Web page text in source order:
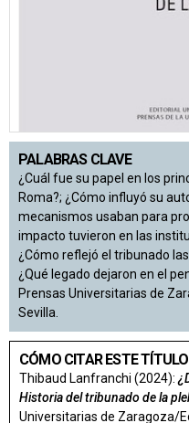
PALABRAS CLAVE
¿Cuál fue su papel en los
Roma?; ¿Cómo influyó su
mecanismos usaban para
impacto tuvieron en las
¿Cómo reflejó el tribunado
¿Qué legado dejaron en el
Prensas Universitarias de
Sevilla.
CÓMO CITAR ESTE TÍTULO
Thibaud Lanfranchi (2024):
Historia del tribunado de la
Universitarias de Zaragoza/